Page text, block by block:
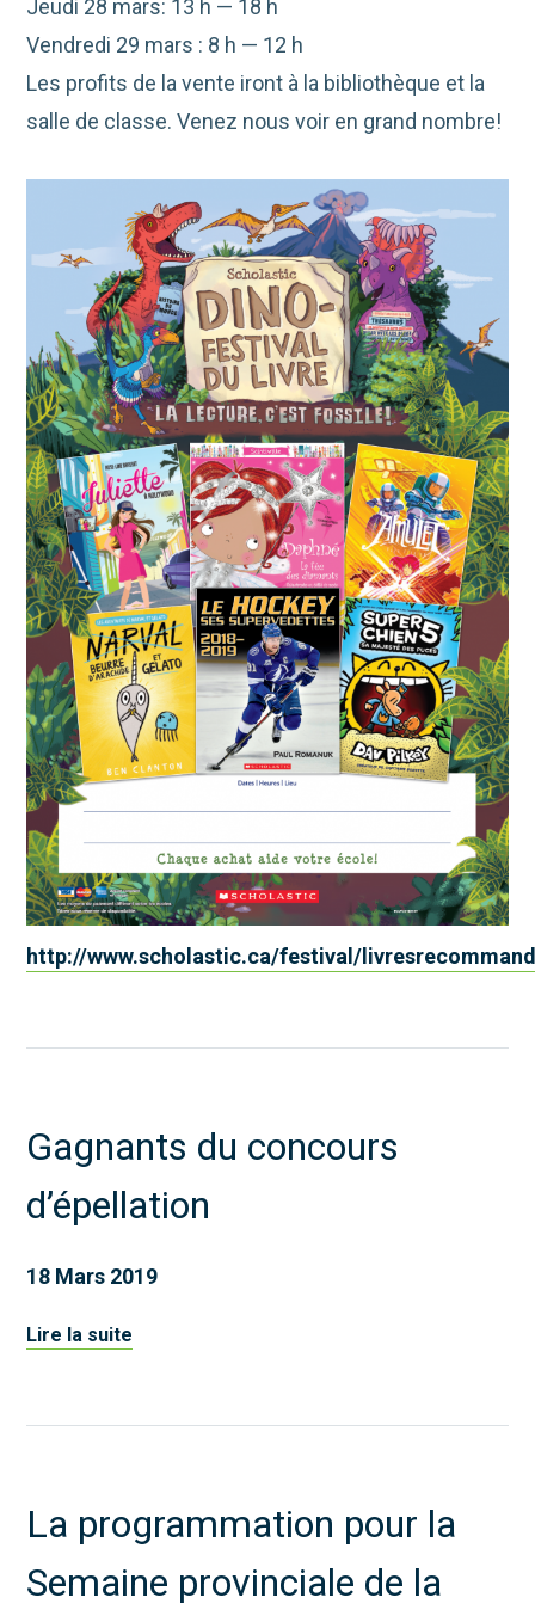
Jeudi 28 mars: 13 h — 18 h
Vendredi 29 mars : 8 h — 12 h
Les profits de la vente iront à la bibliothèque et la
salle de classe. Venez nous voir en grand nombre!
http://www.scholastic.ca/festival/
Gagnants du concours
d’épellation
18 Mars 2019
Lire la suite
La programmation pour la
Semaine provinciale de la